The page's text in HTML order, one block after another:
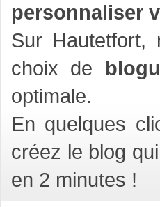
personnaliser
Sur Hautetfort,
choix de
optimale.
En quelques
créez le blog
en 2 minutes !